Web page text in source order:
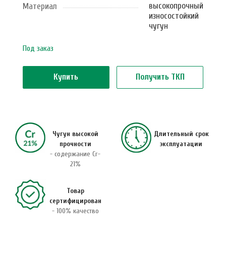
Материал
высокопрочный
износостойкий
чугун
Под заказ
Купить Получить ТКП
Чугун высокой
прочности
- содержание Cr-
21%
Длительный срок
эксплуатации
Товар
сертифицирован
- 100% качество